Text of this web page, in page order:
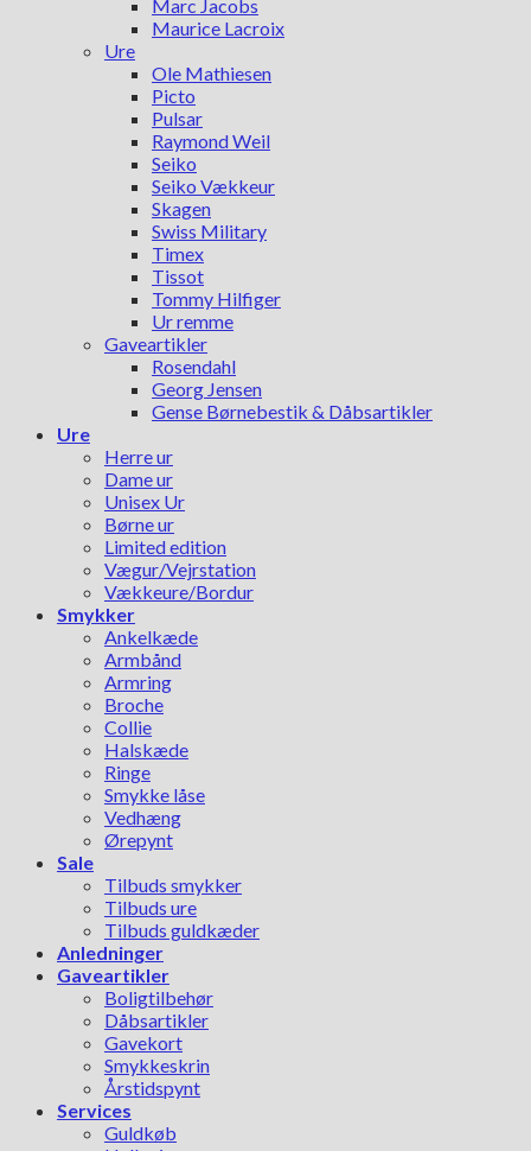
Marc Jacobs
Maurice Lacroix
Ure
Ole Mathiesen
Picto
Pulsar
Raymond Weil
Seiko
Seiko Vækkeur
Skagen
Swiss Military
Timex
Tissot
Tommy Hilfiger
Ur remme
Gaveartikler
Rosendahl
Georg Jensen
Gense Børnebestik & Dåbsartikler
Ure
Herre ur
Dame ur
Unisex Ur
Børne ur
Limited edition
Vægur/Vejrstation
Vækkeure/Bordur
Smykker
Ankelkæde
Armbånd
Armring
Broche
Collie
Halskæde
Ringe
Smykke låse
Vedhæng
Ørepynt
Sale
Tilbuds smykker
Tilbuds ure
Tilbuds guldkæder
Anledninger
Gaveartikler
Boligtilbehør
Dåbsartikler
Gavekort
Smykkeskrin
Årstidspynt
Services
Guldkøb